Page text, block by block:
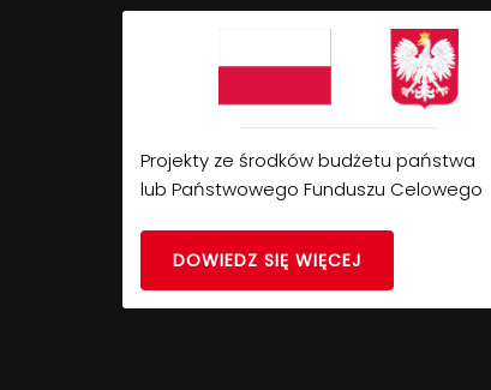
Projekty ze środków budżetu państwa
lub Państwowego Funduszu Celowego
DOWIEDZ SIĘ WIĘCEJ